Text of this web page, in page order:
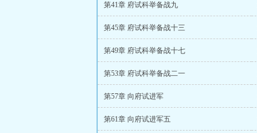
第41章 府试科举备战九
第45章 府试科举备战十三
第49章 府试科举备战十七
第53章 府试科举备战二一
第57章 向府试进军
第61章 向府试进军五